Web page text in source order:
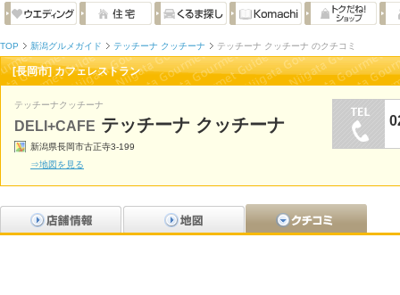
TOP 新潟グルメガイド テッチーナ クッチーナ テッチーナ クッチーナ のクチコミ
[長岡市] カフェレストラン
テッチーナクッチーナ
DELI+CAFE テッチーナ クッチーナ
新潟県長岡市古正寺3-199
⇒地図を見る